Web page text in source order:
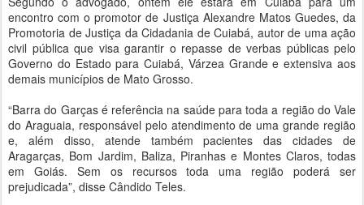
encontro com o promotor de Justiça Alexandre Matos Guedes, da
Promotoria de Justiça da Cidadania de Cuiabá, autor de uma ação
civil pública que visa garantir o repasse de verbas públicas pelo
Governo do Estado para Cuiabá, Várzea Grande e extensiva aos
demais municípios de Mato Grosso.
“Barra do Garças é referência na saúde para toda a região do Vale
do Araguaia, responsável pelo atendimento de uma grande região
e, além disso, atende também pacientes das cidades de
Aragarças, Bom Jardim, Baliza, Piranhas e Montes Claros, todas
em Goiás. Sem os recursos toda uma região poderá ser
prejudicada”, disse Cândido Teles.